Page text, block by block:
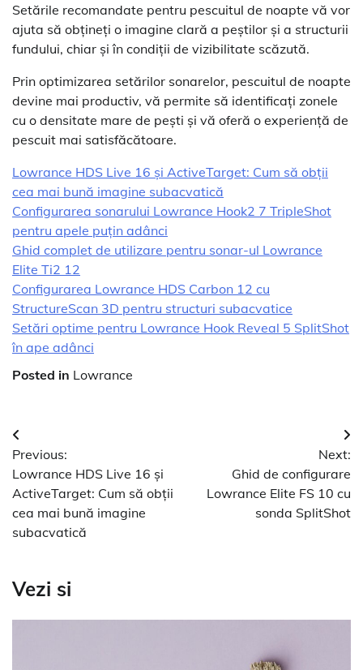
Setările recomandate pentru pescuitul de noapte vă vor
ajuta să obțineți o imagine clară a peștilor și a structurii
fundului, chiar și în condiții de vizibilitate scăzută.
Prin optimizarea setărilor sonarelor, pescuitul de noapte
devine mai productiv, vă permite să identificați zonele
cu o densitate mare de pești și vă oferă o experiență de
pescuit mai satisfăcătoare.
Lowrance HDS Live 16 și ActiveTarget: Cum să obții
cea mai bună imagine subacvatică
Configurarea sonarului Lowrance Hook2 7 TripleShot
pentru apele puțin adânci
Ghid complet de utilizare pentru sonar-ul Lowrance
Elite Ti2 12
Configurarea Lowrance HDS Carbon 12 cu
StructureScan 3D pentru structuri subacvatice
Setări optime pentru Lowrance Hook Reveal 5 SplitShot
în ape adânci
Posted in Lowrance
Navigare
în
articole
Previous:
Lowrance HDS Live 16 și
ActiveTarget: Cum să obții
cea mai bună imagine
subacvatică
Next:
Ghid de configurare
Lowrance Elite FS 10 cu
sonda SplitShot
Vezi si